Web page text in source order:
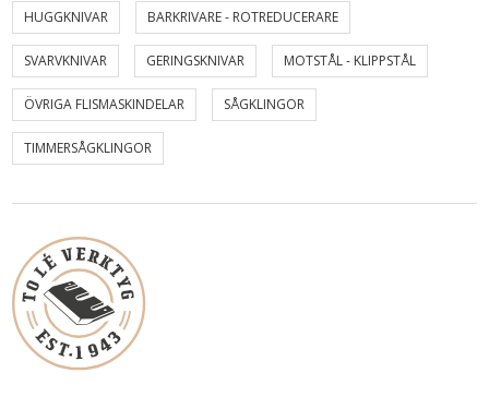
HUGGKNIVAR BARKRIVARE - ROTREDUCERARE
SVARVKNIVAR GERINGSKNIVAR MOTSTÅL - KLIPPSTÅL
ÖVRIGA FLISMASKINDELAR SÅGKLINGOR
TIMMERSÅGKLINGOR